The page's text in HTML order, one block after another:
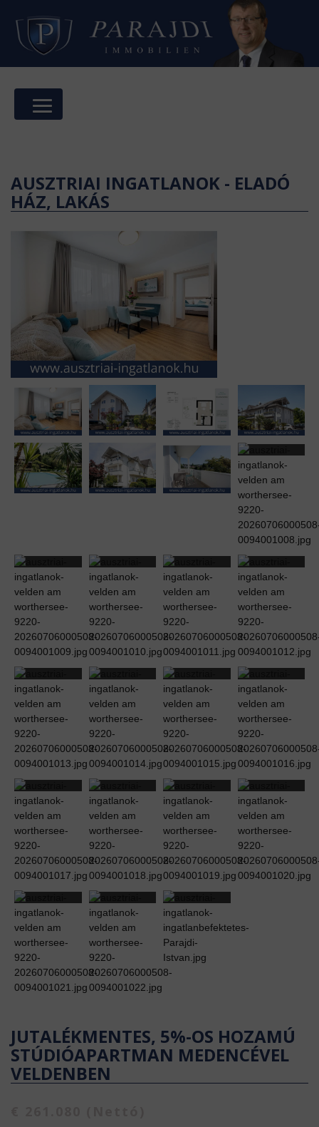
AUSZTRIAI INGATLANOK - ELADÓ
HÁZ, LAKÁS
JUTALÉKMENTES, 5%-OS HOZAMÚ
STÚDIÓAPARTMAN MEDENCÉVEL
VELDENBEN